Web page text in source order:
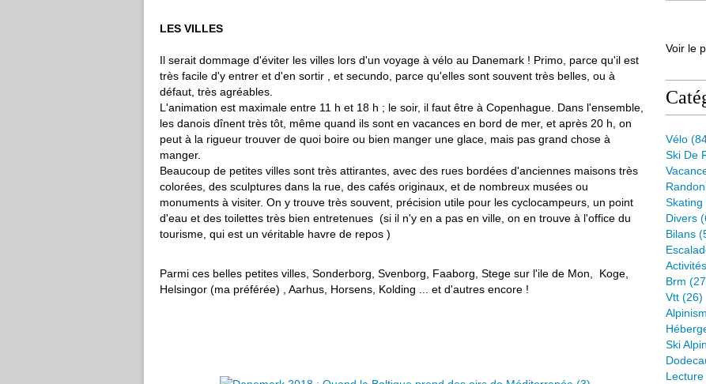
LES VILLES
Il serait dommage d'éviter les villes lors d'un voyage à vélo au Danemark ! Primo, parce qu'il est
très facile d'y entrer et d'en sortir , et secundo, parce qu'elles sont souvent très belles, ou à
défaut, très agréables.
L'animation est maximale entre 11 h et 18 h ; le soir, il faut être à Copenhague. Dans l'ensemble,
les danois dînent très tôt, même quand ils sont en vacances en bord de mer, et après 20 h, on
peut à la rigueur trouver de quoi boire ou bien manger une glace, mais pas grand chose à
manger.
Beaucoup de petites villes sont très attirantes, avec des rues bordées d'anciennes maisons très
colorées, des sculptures dans la rue, des cafés originaux, et de nombreux musées ou
monuments à visiter. On y trouve très souvent, précision utile pour les cyclocampeurs, un point
d'eau et des toilettes très bien entretenues (si il n'y en a pas en ville, on en trouve à l'office du
tourisme, qui est un véritable havre de repos )
Parmi ces belles petites villes, Sonderborg, Svenborg, Faaborg, Stege sur l'ile de Mon, Koge,
Helsingor (ma préférée) , Aarhus, Horsens, Kolding ... et d'autres encore !
Voir le
Vélo
Ski De
Skating
Divers
Bilans
Brm
Vtt (26)
Ski Alpin
Lecture